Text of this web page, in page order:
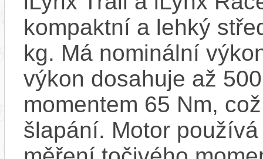
kompaktní a lehký
kg. Má nominální
výkon dosahuje až
momentem 65 Nm,
šlapání. Motor